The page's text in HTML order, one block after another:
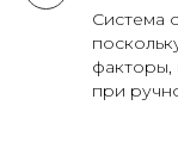
Система
факторы,
при